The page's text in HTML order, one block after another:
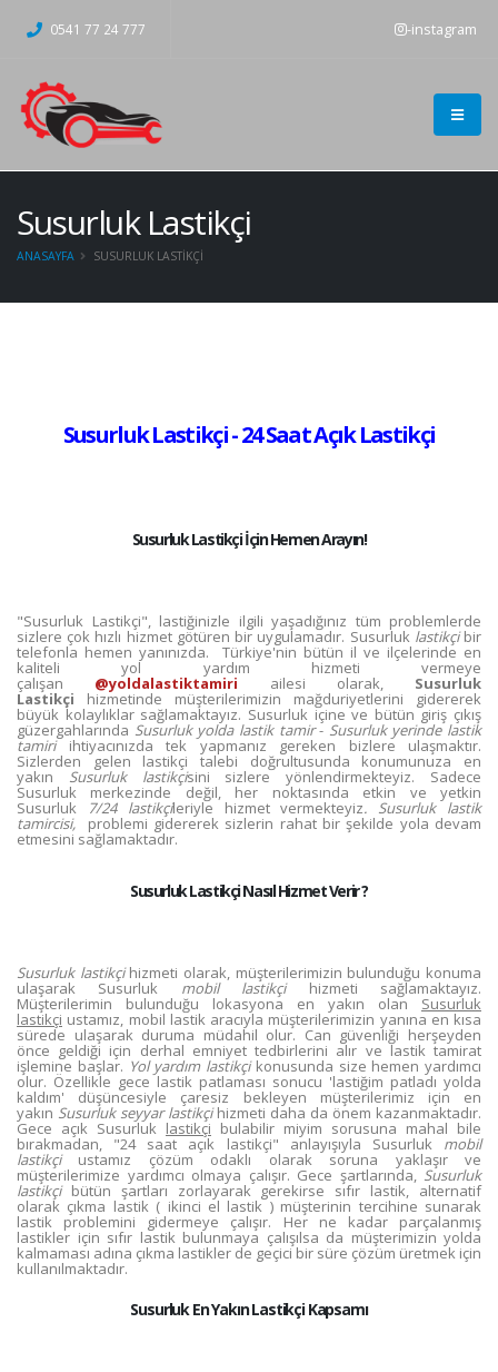
0541 77 24 777 -instagram
Susurluk Lastikçi
ANASAYFA SUSURLUK LASTIKÇI
Susurluk Lastikçi - 24 Saat Açık Lastikçi
Susurluk Lastikçi İçin Hemen Arayın!
"Susurluk Lastikçi", lastiğinizle ilgili yaşadığınız tüm problemlerde
sizlere çok hızlı hizmet götüren bir uygulamadır. Susurluk lastikçibir
telefonla hemen yanınızda. Türkiye'nin bütün il ve ilçelerinde en
kaliteli yol yardım hizmeti vermeye
çalışan @yoldalastiktamiri ailesi olarak, Susurluk
Lastikçi hizmetinde müşterilerimizin mağduriyetlerini gidererek
büyük kolaylıklar sağlamaktayız. Susurluk içine ve bütün giriş çıkış
güzergahlarında Susurluk yolda lastik tamir- Susurluk yerinde lastik
tamiriihtiyacınızda tek yapmanız gereken bizlere ulaşmaktır.
Sizlerden gelen lastikçi talebi doğrultusunda konumunuza en
yakın Susurluk lastikçisini sizlere yönlendirmekteyiz. Sadece
Susurluk merkezinde değil, her noktasında etkin ve yetkin
Susurluk 7/24 lastikçileriyle hizmet vermekteyiz. Susurluk lastik
tamircisi, problemi gidererek sizlerin rahat bir şekilde yola devam
etmesini sağlamaktadır.
Susurluk Lastikçi Nasıl Hizmet Verir ?
Susurluk lastikçihizmeti olarak, müşterilerimizin bulunduğu konuma
ulaşarak Susurluk mobil lastikçihizmeti sağlamaktayız.
Müşterilerimin bulunduğu lokasyona en yakın olan Susurluk
lastikçi ustamız, mobil lastik aracıyla müşterilerimizin yanına en kısa
sürede ulaşarak duruma müdahil olur. Can güvenliği herşeyden
önce geldiği için derhal emniyet tedbirlerini alır ve lastik tamirat
işlemine başlar. Yol yardım lastikçikonusunda size hemen yardımcı
olur. Özellikle gece lastik patlaması sonucu 'lastiğim patladı yolda
kaldım' düşüncesiyle çaresiz bekleyen müşterilerimiz için en
yakın Susurluk seyyar lastikçihizmeti daha da önem kazanmaktadır.
Gece açık Susurluk lastikçi bulabilir miyim sorusuna mahal bile
bırakmadan, "24 saat açık lastikçi" anlayışıyla Susurluk mobil
lastikçiustamız çözüm odaklı olarak soruna yaklaşır ve
müşterilerimize yardımcı olmaya çalışır. Gece şartlarında,Susurluk
lastikçibütün şartları zorlayarak gerekirse sıfır lastik, alternatif
olarak çıkma lastik ( ikinci el lastik ) müşterinin tercihine sunarak
lastik problemini gidermeye çalışır. Her ne kadar parçalanmış
lastikler için sıfır lastik bulunmaya çalışılsa da müşterimizin yolda
kalmaması adına çıkma lastikler de geçici bir süre çözüm üretmek için
kullanılmaktadır.
Susurluk En Yakın Lastikçi Kapsamı